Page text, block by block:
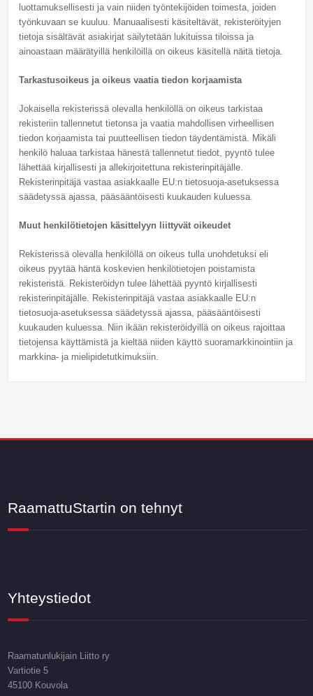
luottamuksellisesti ja vain niiden työntekijöiden toimesta, joiden
työnkuvaan se kuuluu. Manuaalisesti käsiteltävät, rekisteröityjen
tietoja sisältävät asiakirjat säilytetään lukituissa tiloissa ja
ainoastaan määrätyillä henkilöillä on oikeus käsitellä näitä tietoja.
Tarkastusoikeus ja oikeus vaatia tiedon korjaamista
Jokaisella rekisterissä olevalla henkilöllä on oikeus tarkistaa
rekisteriin tallennetut tietonsa ja vaatia mahdollisen virheellisen
tiedon korjaamista tai puutteellisen tiedon täydentämistä. Mikäli
henkilö haluaa tarkistaa hänestä tallennetut tiedot, pyyntö tulee
lähettää kirjallisesti ja allekirjoitettuna rekisterinpitäjälle.
Rekisterinpitäjä vastaa asiakkaalle EU:n tietosuoja-asetuksessa
säädetyssä ajassa, pääsääntöisesti kuukauden kuluessa.
Muut henkilötietojen käsittelyyn liittyvät oikeudet
Rekisterissä olevalla henkilöllä on oikeus tulla unohdetuksi eli
oikeus pyytää häntä koskevien henkilötietojen poistamista
rekisteristä. Rekisteröidyn tulee lähettää pyyntö kirjallisesti
rekisterinpitäjälle. Rekisterinpitäjä vastaa asiakkaalle EU:n
tietosuoja-asetuksessa säädetyssä ajassa, pääsääntöisesti
kuukauden kuluessa. Niin ikään rekisteröidyillä on oikeus rajoittaa
tietojensa käyttämistä ja kieltää niiden käyttö suoramarkkinointiin ja
markkina- ja mielipidetutkimuksiin.
RaamattuStartin on tehnyt
Yhteystiedot
Raamatunlukijain Liitto ry
Vartiotie 5
45100 Kouvola